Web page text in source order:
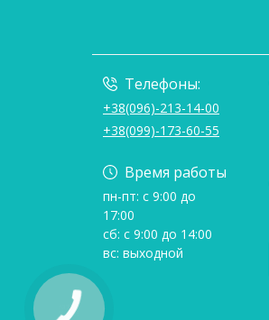
Телефоны:
+38(096)-213-14-00
+38(099)-173-60-55
Время работы
пн-пт: с 9:00 до
17:00
сб: с 9:00 до 14:00
вс: выходной